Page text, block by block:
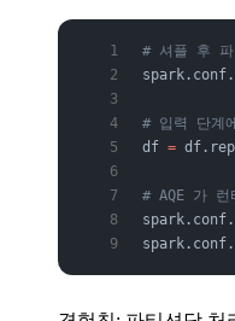
# 셔플 후 파
# 입력 단계
df =
# AQE 가 런